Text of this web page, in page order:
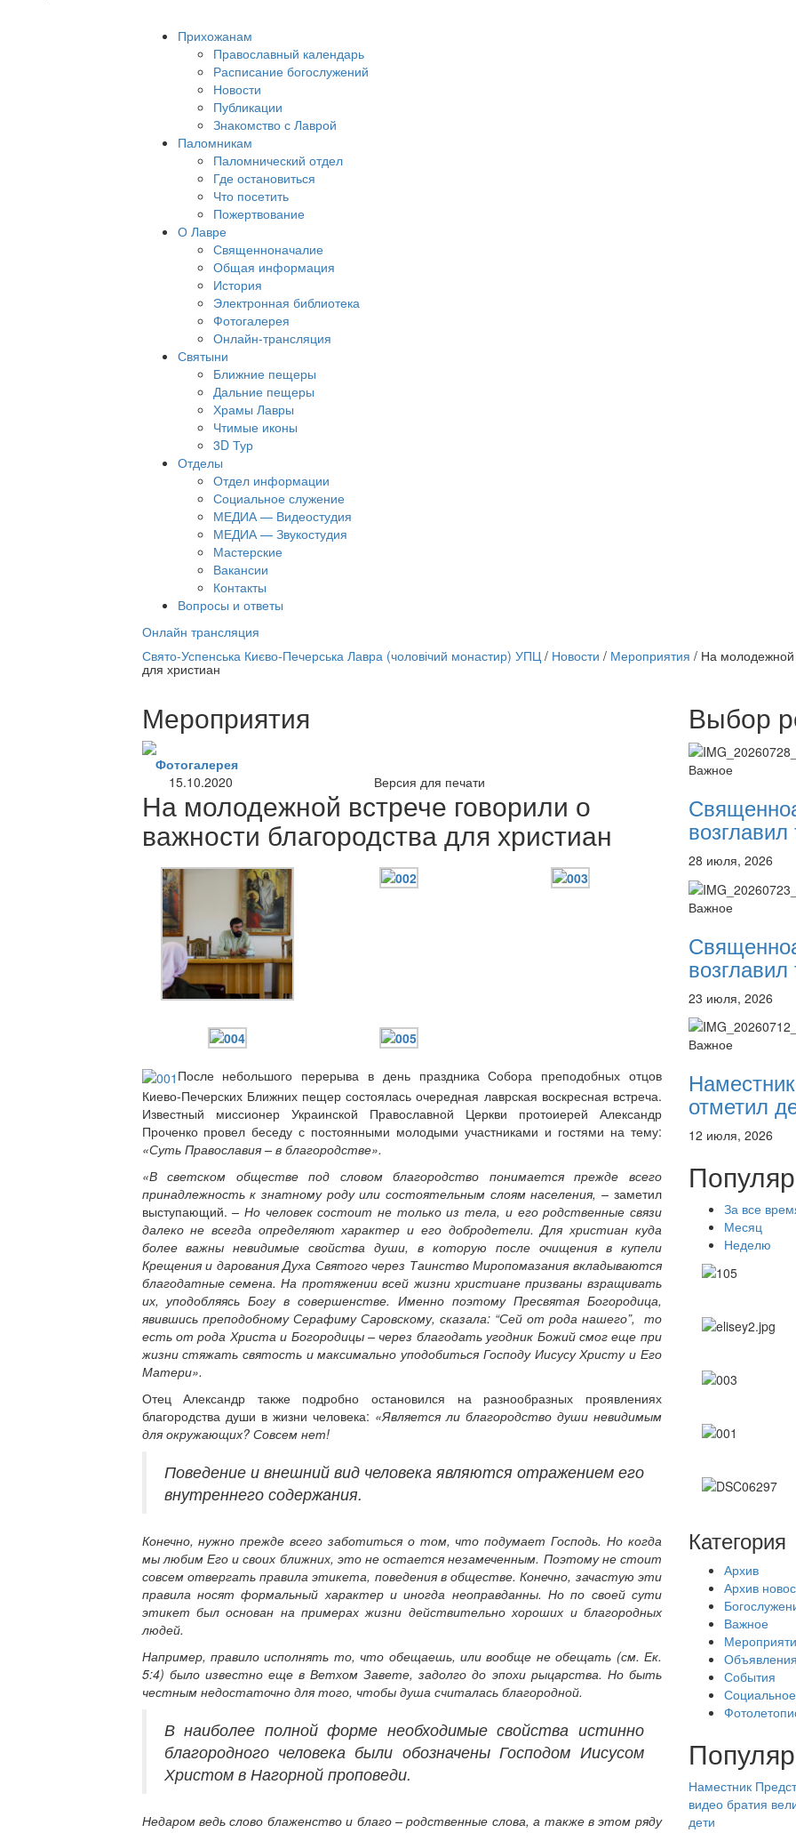
Прихожанам
Православный календарь
Расписание богослужений
Новости
Публикации
Знакомство с Лаврой
Паломникам
Паломнический отдел
Где остановиться
Что посетить
Пожертвование
О Лавре
Священноначалие
Общая информация
История
Электронная библиотека
Фотогалерея
Онлайн-трансляция
Святыни
Ближние пещеры
Дальние пещеры
Храмы Лавры
Чтимые иконы
3D Тур
Отделы
Отдел информации
Социальное служение
МЕДИА — Видеостудия
МЕДИА — Звукостудия
Мастерские
Вакансии
Контакты
Вопросы и ответы
Онлайн трансляция
12 сентября
Онлайн трансляции
12 сентября 2015
12 сентября 2015
12 сентября 2015
12 сентября 2015
12 сентября 2015
12 сентября 2015
Перейти к архиву
Свято-Успенська Києво-Печерська Лавра (чоловічий монастир) УПЦ/ Новости / Мероприятия / На молодежной
для христиан
Мероприятия
Фотогалерея
15.10.2020
Версия для печати
На молодежной встрече говорили о
важности благородства для христиан
После небольшого перерыва в день праздника Собора преподобных отцов
Киево-Печерских Ближних пещер состоялась очередная лаврская воскресная встреча.
Известный миссионер Украинской Православной Церкви протоиерей Александр
Проченко провел беседу с постоянными молодыми участниками и гостями на тему:
«Суть Православия – в благородстве».
«В светском обществе под словом благородство понимается прежде всего
принадлежность к знатному роду или состоятельным слоям населения, – заметил
выступающий.– Но человек состоит не только из тела, и его родственные связи
далеко не всегда определяют характер и его добродетели. Для христиан куда
более важны невидимые свойства души, в которую после очищения в купели
Крещения и дарования Духа Святого через Таинство Миропомазания вкладываются
благодатные семена. На протяжении всей жизни христиане призваны взращивать
их, уподобляясь Богу в совершенстве. Именно поэтому Пресвятая Богородица,
явившись преподобному Серафиму Саровскому, сказала: “Сей от рода нашего”, то
есть от рода Христа и Богородицы – через благодать угодник Божий смог еще при
жизни стяжать святость и максимально уподобиться Господу Иисусу Христу и Его
Матери».
Отец Александр также подробно остановился на разнообразных проявлениях
благородства души в жизни человека: «Является ли благородство души невидимым
для окружающих? Совсем нет!
Поведение и внешний вид человека являются отражением его
внутреннего содержания.
Конечно, нужно прежде всего заботиться о том, что подумает Господь. Но когда
мы любим Его и своих ближних, это не остается незамеченным. Поэтому не стоит
совсем отвергать правила этикета, поведения в обществе. Конечно, зачастую эти
правила носят формальный характер и иногда неоправданны. Но по своей сути
этикет был основан на примерах жизни действительно хороших и благородных
людей.
Например, правило исполнять то, что обещаешь, или вообще не обещать (см. Ек.
5:4) было известно еще в Ветхом Завете, задолго до эпохи рыцарства. Но быть
честным недостаточно для того, чтобы душа считалась благородной.
В наиболее полной форме необходимые свойства истинно
благородного человека были обозначены Господом Иисусом
Христом в Нагорной проповеди.
Недаром ведь слово блаженство и благо – родственные слова, а также в этом ряду
Выбор
Важное
28 июля, 2026
Важное
23 июля, 2026
Важное
отметил
12 июля, 2026
За все
Месяц
Неделю
Категория
Архив
Архив
Важное
Объявления
События
Наместник
видео братия
дети